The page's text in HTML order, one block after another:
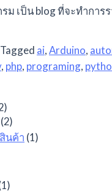
ม เป็น blog ที่จะทำกา
Tagged ai,Arduino,
, php, programing,
(2)
นค้า (1)